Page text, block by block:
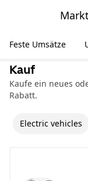
Feste Umsätze
Kauf
Kaufe ein neues
Rabatt.
Electric vehicles